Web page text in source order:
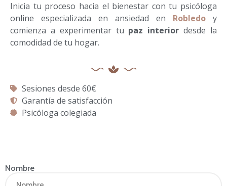
Inicia tu proceso hacia el bienestar con tu psicóloga
online especializada en ansiedad en Robledo y
comienza a experimentar tu paz interiordesde la
comodidad de tu hogar.
Sesiones desde 60€
Garantía de satisfacción
Psicóloga colegiada
Nombre